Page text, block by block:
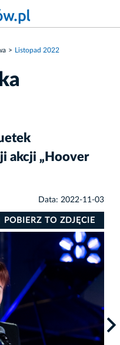
Listopad 2022
akcji „Hoover
Data: 2022-11-03
POBIERZ TO ZDJĘCIE